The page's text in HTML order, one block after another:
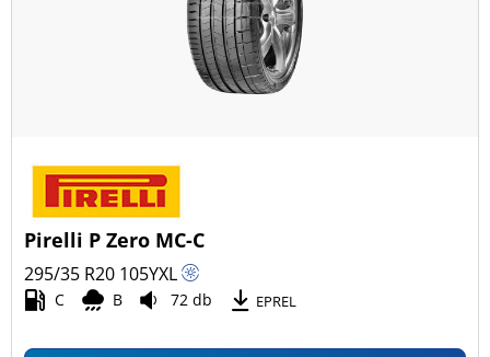
Pirelli P Zero MC-C
295/35 R20 105YXL
C B 72 db EPREL